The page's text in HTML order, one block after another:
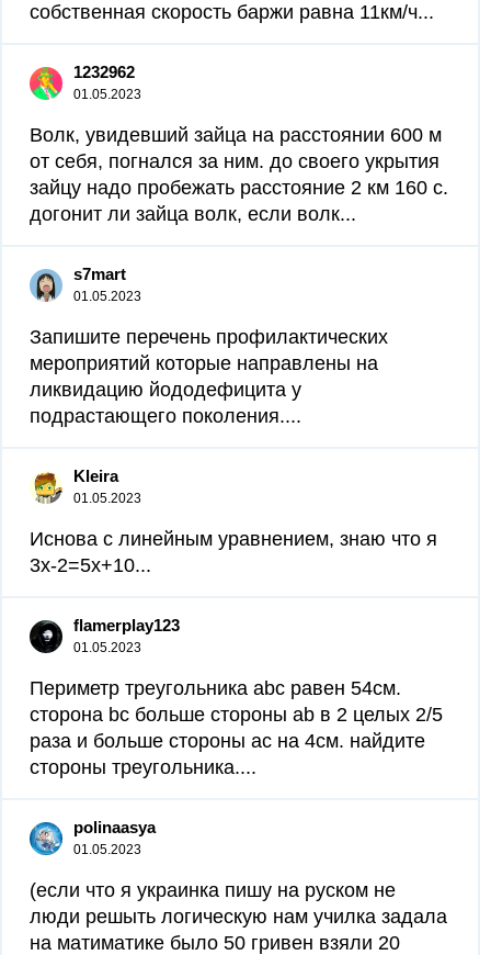
собственная скорость баржи равна 11км/ч...
1232962
01.05.2023
Волк, увидевший зайца на расстоянии 600 м
от себя, погнался за ним. до своего укрытия
зайцу надо пробежать расстояние 2 км 160 с.
догонит ли зайца волк, если волк...
s7mart
01.05.2023
Запишите перечень профилактических
мероприятий которые направлены на
ликвидацию йододефицита у
подрастающего поколения....
Kleira
01.05.2023
Иснова с линейным уравнением, знаю что я
3х-2=5х+10...
flamerplay123
01.05.2023
Периметр треугольника abc равен 54см.
сторона bc больше стороны ab в 2 целых 2/5
раза и больше стороны ac на 4см. найдите
стороны треугольника....
polinaasya
01.05.2023
(если что я украинка пишу на руском не
люди решыть логическую нам училка задала
на матиматике было 50 гривен взяли 20